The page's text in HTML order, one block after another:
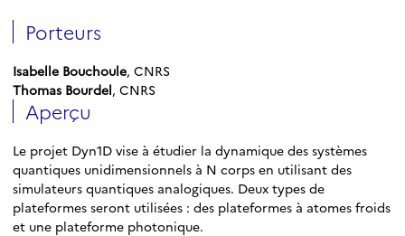
Porteurs
Isabelle Bouchoule, CNRS
Thomas Bourdel, CNRS
Aperçu
Le projet Dyn1D vise à étudier la dynamique des systèmes
quantiques unidimensionnels à N corps en utilisant des
simulateurs quantiques analogiques. Deux types de
plateformes seront utilisées : des plateformes à atomes froids
et une plateforme photonique.